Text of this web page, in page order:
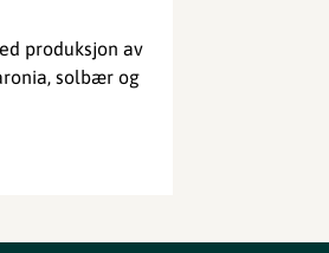
produksjon av
solbær og